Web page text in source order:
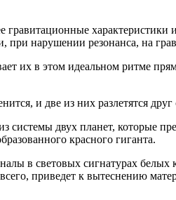
гравитационные
нарушении резонанса, на
их в этом идеальном ритме
и две из них разлетятся
двух планет, которые
красного гиганта.
в световых сигнатурах белых
приведет к вытеснению